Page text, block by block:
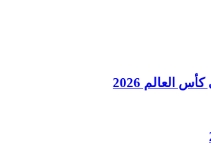
العالم 2026